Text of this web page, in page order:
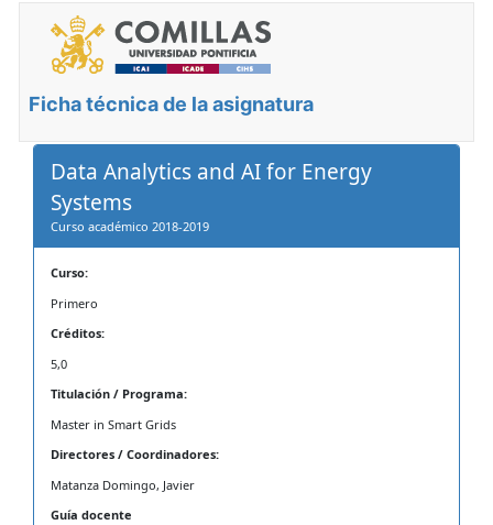
Ficha técnica de la asignatura
Data Analytics and AI for Energy
Systems
Curso académico 2018-2019
Curso:
Primero
Créditos:
5,0
Titulación / Programa:
Master in Smart Grids
Directores / Coordinadores:
Matanza Domingo, Javier
Guía docente